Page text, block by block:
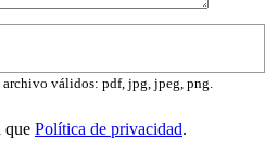
archivo válidos: pdf, jpg, jpeg, png.
que Política de privacidad.